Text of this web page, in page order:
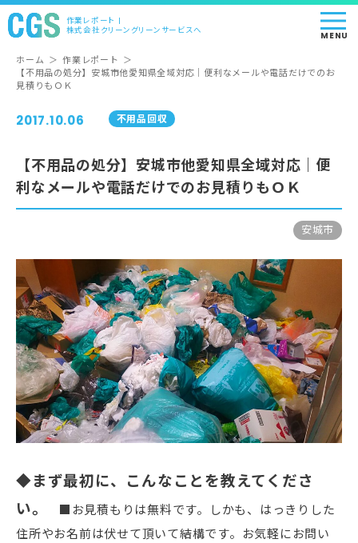
作業レポート |
株式会社クリーングリーンサービスへ
MENU
ホーム ＞ 作業レポート ＞
【不用品の処分】安城市他愛知県全域対応｜便利なメールや電話だけでのお
見積りもＯＫ
2017.10.06 不用品回収
【不用品の処分】安城市他愛知県全域対応｜便
利なメールや電話だけでのお見積りもＯＫ
安城市
◆まず最初に、こんなことを教えてくださ
い。
■お見積もりは無料です。しかも、はっきりした
住所やお名前は伏せて頂いて結構です。お気軽にお問い